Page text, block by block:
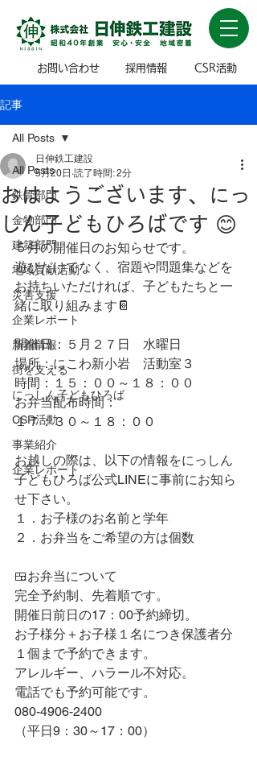
お問い合わせ 採用情報 CSR活動
記事
All Posts
鉄骨部門
金物部門
建築部門
地域貢献活動
災害支援
企業レポート
新着情報
街を支える
にっしん子どもひろば
CSR活動
事業紹介
企業レポート
All Posts
おはようございます、にっ
しん子どもひろばです 😊
日伸鉄工建設
5月20日 読了時間: 2分
５月の開催日のお知らせです。
遊びだけでなく、宿題や問題集などを
お持ちいただければ、子どもたちと一
緒に取り組みます📔
開催日：５月２７日　水曜日
場所：にこわ新小岩　活動室３
時間：１５：００～１８：００
お弁当配布時間：
１７：３０～１８：００
お越しの際は、以下の情報をにっしん
子どもひろば公式LINEに事前にお知ら
せ下さい。
１．お子様のお名前と学年
２．お弁当をご希望の方は個数
🍱お弁当について
完全予約制、先着順です。
開催日前日の17：00予約締切。
お子様分＋お子様１名につき保護者分
１個まで予約できます。
アレルギー、ハラール不対応。
電話でも予約可能です。
080-4906-2400
（平日9：30～17：00）